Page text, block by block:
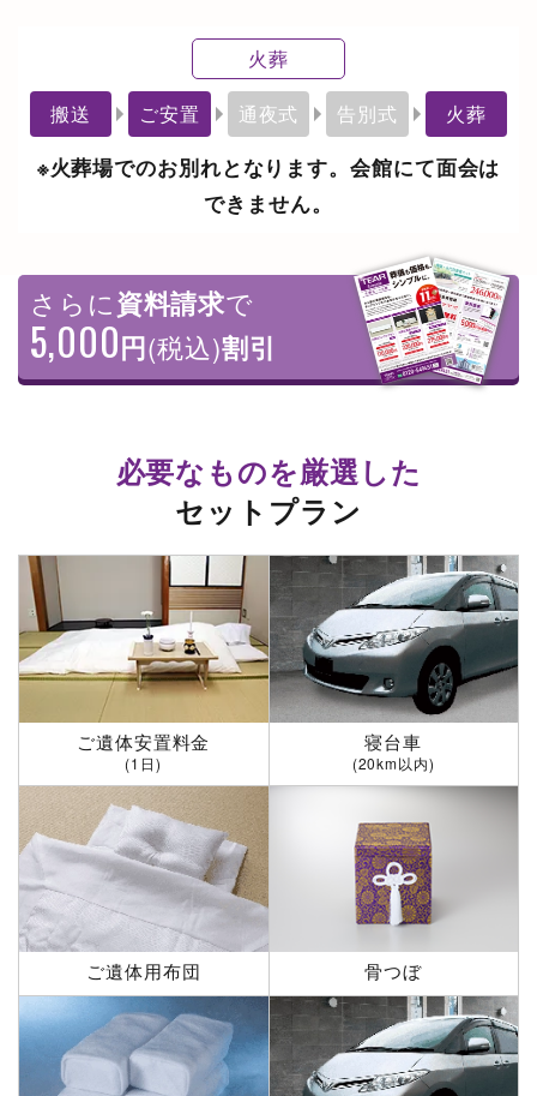
火葬
搬送
ご安置 通夜式 告別式 火葬
※火葬場でのお別れとなります。会館にて面会は
できません。
さらに資料請求で
5,000円(税込)割引
必要なものを厳選した
セットプラン
ご遺体安置料金
(1日)
寝台車
(20km以内)
ご遺体用布団 骨つぼ